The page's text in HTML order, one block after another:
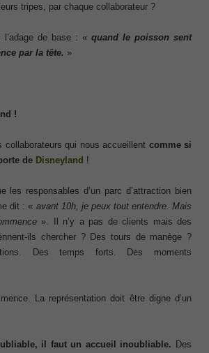
tripes, par chaque collaborateur ?
l’adage de base : « quand le poisson sent
par la tête. »
!
collaborateurs qui nous accueillent comme si
de Disneyland !
responsables d’un parc d’attraction bien
dit : « avant 10h, je peux tout entendre. Mais
». Il n’y a pas de clients mais des
ils chercher ? Des tours de manège ?
Des temps forts. Des moments
La représentation doit être digne d’un
il faut un accueil inoubliable. Des